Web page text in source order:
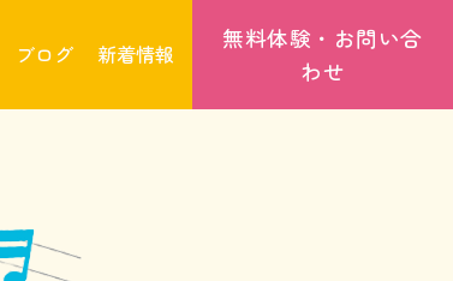
ブログ 新着情報
無料体験・お問い合
わせ